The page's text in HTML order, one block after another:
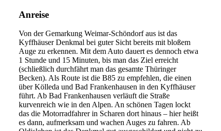
Anreise
Von der Gemarkung Weimar-Schöndorf aus ist das
Kyffhäuser Denkmal bei guter Sicht bereits mit bloßem
Auge zu erkennen. Mit dem Auto dauert es dennoch etwa
1 Stunde und 15 Minuten, bis man das Ziel erreicht
(schließlich durchfährt man das gesamte Thüringer
Becken). Als Route ist die B85 zu empfehlen, die einen
über Kölleda und Bad Frankenhausen in den Kyffhäuser
führt. Ab Bad Frankenhausen verläuft die Straße
kurvenreich wie in den Alpen. An schönen Tagen lockt
das die Motorradfahrer in Scharen dort hinaus – hier heißt
es dann, aufmerksam und wachen Auges zu fahren. Ab